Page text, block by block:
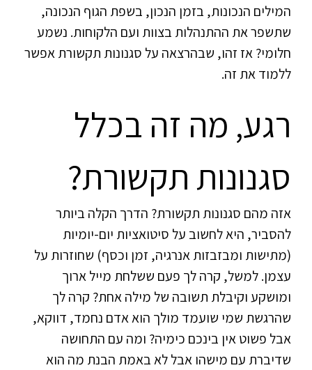
המילים הנכונות, בזמן הנכון, בשפת הגוף הנכונה,
שתשפר את ההתנהלות בצוות ועם הלקוחות. נשמע
חלומי? אז זהו, שבהרצאה על סגנונות תקשורת אפשר
ללמוד את זה.
רגע, מה זה בכלל
סגנונות תקשורת?
אזה מהם סגנונות תקשורת? הדרך הקלה ביותר
להסביר, היא לחשוב על סיטואציות יום-יומיות
(מתישות ומבזבזות אנרגיה, זמן וכסף) שחוזרות על
עצמן. למשל, קרה לך פעם ששלחת מייל ארוך
ומושקע וקיבלת תשובה של מילה אחת? קרה לך
שהרגשת שמי שועמד מולך הוא אדם נחמד, דווקא,
אבל פשוט אין בינכם כימיה? ומה עם התחושה
שדיברת עם מישהו אבל לא באמת הבנת מה הוא